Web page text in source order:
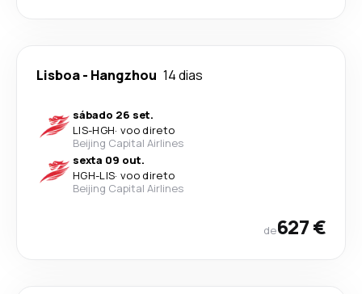
Lisboa- Hangzhou 14 dias
sábado 26 set.
LIS-HGH· voo direto
Beijing Capital Airlines
sexta 09 out.
HGH-LIS· voo direto
Beijing Capital Airlines
de627 €